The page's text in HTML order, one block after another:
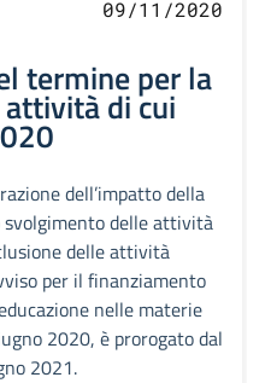
09/11/2020
termine per la
di cui
dell’impatto della
svolgimento delle attività
delle attività
per il finanziamento
nelle materie
2020, è prorogato dal
2021.